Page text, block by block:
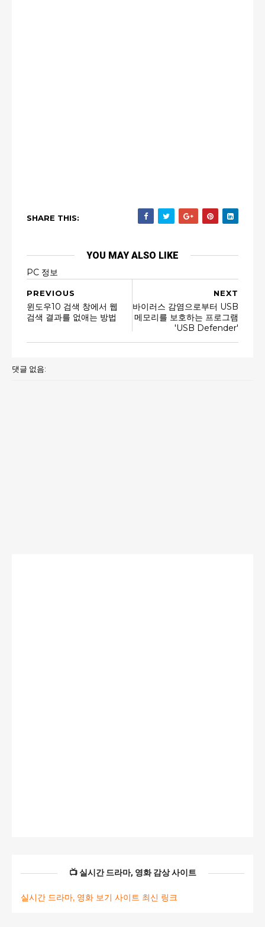
SHARE THIS:
YOU MAY ALSO LIKE
PC 정보
NEXT
바이러스 감염으로부터 USB
메모리를 보호하는 프로그램
'USB Defender'
PREVIOUS
윈도우10 검색 창에서 웹
검색 결과를 없애는 방법
댓글 없음:
📺 실시간 드라마, 영화 감상 사이트
실시간 드라마, 영화 보기 사이트 최신 링크